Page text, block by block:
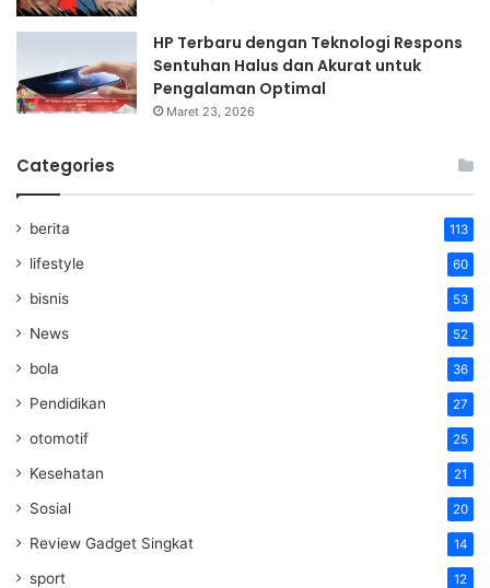
HP Terbaru dengan Teknologi Respons
Sentuhan Halus dan Akurat untuk
Pengalaman Optimal
Maret 23, 2026
Categories
berita 113
lifestyle 60
bisnis 53
News 52
bola 36
Pendidikan 27
otomotif 25
Kesehatan 21
Sosial 20
Review Gadget Singkat 14
sport 12